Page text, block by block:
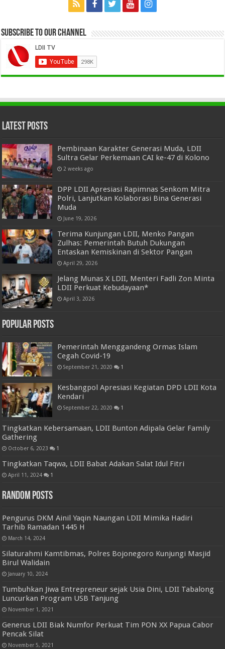
Subscribe to our Channel
Latest Posts
Pembinaan Karakter Generasi Muda, LDII
Sultra Gelar Perkemaan CAI ke-47 di Kolono
2 weeks ago
DPP LDII Apresiasi Rapimnas Senkom Mitra
Polri, Lanjutkan Kolaborasi Bina Generasi
Muda
June 19, 2026
Terima Kunjungan LDII, Menko Pangan
Zulhas: Pemerintah Butuh Dukungan
Entaskan Kemiskinan di Sektor Pangan
April 29, 2026
Jelang Munas X LDII, Menteri Fadli Zon Minta
LDII Perkuat Kebudayaan*
April 3, 2026
Popular Posts
Pemerintah Menggandeng Ormas Islam
Cegah Covid-19
September 21, 2020 1
Kesbangpol Apresiasi Kegiatan DPD LDII Kota
Kendari
September 22, 2020 1
Tingkatkan Kebersamaan, LDII Bunton Adipala Gelar Family
Gathering
October 6, 2023 1
Tingkatkan Taqwa, LDII Babat Adakan Salat Idul Fitri
April 11, 2024 1
Random Posts
Pengurus DKM Ainil Yaqin Naungan LDII Mimika Hadiri
Tarhib Ramadan 1445 H
March 14, 2024
Silaturahmi Kamtibmas, Polres Bojonegoro Kunjungi Masjid
Birul Walidain
January 10, 2024
Tumbuhkan Jiwa Entrepreneur sejak Usia Dini, LDII Tabalong
Luncurkan Program USB Tanjung
November 1, 2021
Generus LDII Biak Numfor Perkuat Tim PON XX Papua Cabor
Pencak Silat
November 5, 2021